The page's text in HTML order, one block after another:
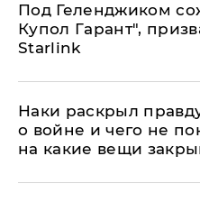
Под Геленджиком
Купол Гарант",
Starlink
Наки раскрыл
о войне и чего не
на какие вещи